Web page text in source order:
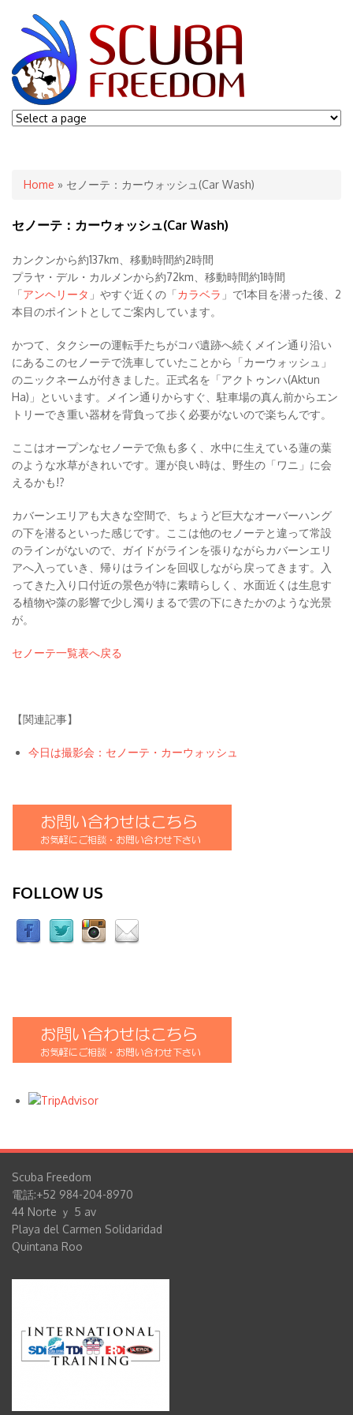
You are here
Home » セノーテ：カーウォッシュ(Car Wash)
セノーテ：カーウォッシュ(Car Wash)
カンクンから約137km、移動時間約2時間
プラヤ・デル・カルメンから約72km、移動時間約1時間
「アンヘリータ 」やすぐ近くの「カラベラ 」で1本目を潜った後、2
本目のポイントとしてご案内しています。
かつて、タクシーの運転手たちがコバ遺跡へ続くメイン通り沿い
にあるこのセノーテで洗車していたことから「カーウォッシュ」
のニックネームが付きました。正式名を「アクトゥンハ(Aktun
Ha)」といいます。メイン通りからすぐ、駐車場の真ん前からエン
トリーでき重い器材を背負って歩く必要がないので楽ちんです。
ここはオープンなセノーテで魚も多く、水中に生えている蓮の葉
のような水草がきれいです。運が良い時は、野生の「ワニ」に会
えるかも!?
カバーンエリアも大きな空間で、ちょうど巨大なオーバーハング
の下を潜るといった感じです。ここは他のセノーテと違って常設
のラインがないので、ガイドがラインを張りながらカバーンエリ
アへ入っていき、帰りはラインを回収しながら戻ってきます。入
ってきた入り口付近の景色が特に素晴らしく、水面近くは生息す
る植物や藻の影響で少し濁りまるで雲の下にきたかのような光景
が。
セノーテ一覧表へ戻る
【関連記事】
今日は撮影会：セノーテ・カーウォッシュ
FOLLOW US
Scuba Freedom
電話:+52 984-204-8970
44 Norte ｙ 5 av
Playa del Carmen Solidaridad
Quintana Roo